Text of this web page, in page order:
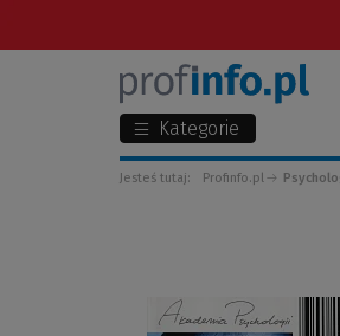
Kategorie
Jesteś tutaj: Profinfo.pl